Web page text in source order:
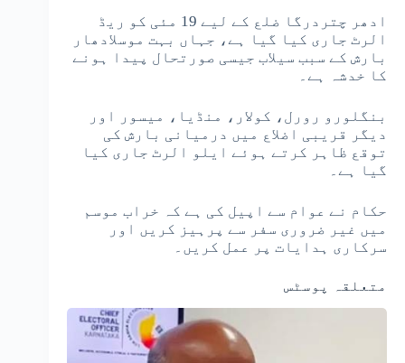
ادھر چتردرگا ضلع کے لیے 19 مئی کو ریڈ
الرٹ جاری کیا گیا ہے، جہاں بہت موسلادھار
بارش کے سبب سیلاب جیسی صورتحال پیدا ہونے
کا خدشہ ہے۔
بنگلورو رورل، کولار، منڈیا، میسور اور
دیگر قریبی اضلاع میں درمیانی بارش کی
توقع ظاہر کرتے ہوئے ایلو الرٹ جاری کیا
گیا ہے۔
حکام نے عوام سے اپیل کی ہے کہ خراب موسم
میں غیر ضروری سفر سے پرہیز کریں اور
سرکاری ہدایات پر عمل کریں۔
متعلقہ پوسٹس